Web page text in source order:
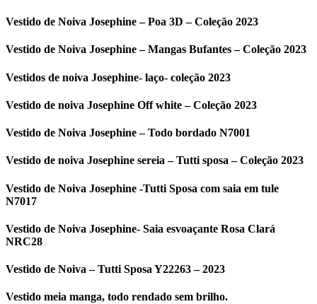
Vestido de Noiva Josephine – Poa 3D – Coleção 2023
Vestido de Noiva Josephine – Mangas Bufantes – Coleção 2023
Vestidos de noiva Josephine- laço- coleção 2023
Vestido de noiva Josephine Off white – Coleção 2023
Vestido de Noiva Josephine – Todo bordado N7001
Vestido de noiva Josephine sereia – Tutti sposa – Coleção 2023
Vestido de Noiva Josephine -Tutti Sposa com saia em tule
N7017
Vestido de Noiva Josephine- Saia esvoaçante Rosa Clará
NRC28
Vestido de Noiva – Tutti Sposa Y22263 – 2023
Vestido meia manga, todo rendado sem brilho.